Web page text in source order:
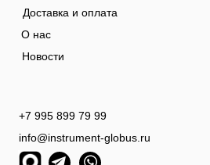
+7 995 899 79 99
info@instrument-globus.ru
Доставка и оплата
О нас
Новости